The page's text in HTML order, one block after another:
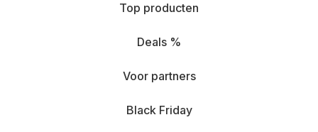
Top producten
Deals %
Voor partners
Black Friday